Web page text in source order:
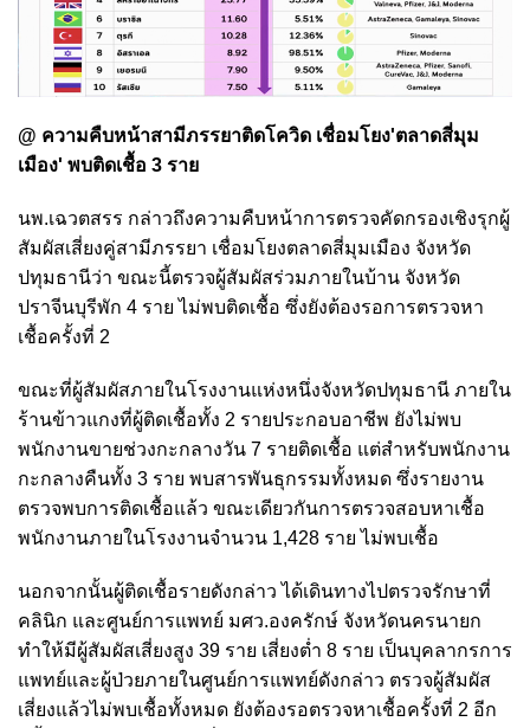
@ ความคืบหน้าสามีภรรยาติดโควิด เชื่อมโยง'ตลาดสี่มุม
เมือง' พบติดเชื้อ 3 ราย
นพ.เฉวตสรร กล่าวถึงความคืบหน้าการตรวจคัดกรองเชิงรุกผู้
สัมผัสเสี่ยงคู่สามีภรรยา เชื่อมโยงตลาดสี่มุมเมือง จังหวัด
ปทุมธานีว่า ขณะนี้ตรวจผู้สัมผัสร่วมภายในบ้าน จังหวัด
ปราจีนบุรีพัก 4 ราย ไม่พบติดเชื้อ ซึ่งยังต้องรอการตรวจหา
เชื้อครั้งที่ 2
ขณะที่ผู้สัมผัสภายในโรงงานแห่งหนึ่งจังหวัดปทุมธานี ภายใน
ร้านข้าวแกงที่ผู้ติดเชื้อทั้ง 2 รายประกอบอาชีพ ยังไม่พบ
พนักงานขายช่วงกะกลางวัน 7 รายติดเชื้อ แต่สำหรับพนักงาน
กะกลางคืนทั้ง 3 ราย พบสารพันธุกรรมทั้งหมด ซึ่งรายงาน
ตรวจพบการติดเชื้อแล้ว ขณะเดียวกันการตรวจสอบหาเชื้อ
พนักงานภายในโรงงานจำนวน 1,428 ราย ไม่พบเชื้อ
นอกจากนั้นผู้ติดเชื้อรายดังกล่าว ได้เดินทางไปตรวจรักษาที่
คลินิก และศูนย์การแพทย์ มศว.องครักษ์ จังหวัดนครนายก
ทำให้มีผู้สัมผัสเสี่ยงสูง 39 ราย เสี่ยงต่ำ 8 ราย เป็นบุคลากรการ
แพทย์และผู้ป่วยภายในศูนย์การแพทย์ดังกล่าว ตรวจผู้สัมผัส
เสี่ยงแล้วไม่พบเชื้อทั้งหมด ยังต้องรอตรวจหาเชื้อครั้งที่ 2 อีก